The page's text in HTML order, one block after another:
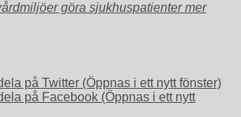
göra sjukhuspatienter mer
på Twitter (Öppnas i ett nytt fönster)
på Facebook (Öppnas i ett nytt